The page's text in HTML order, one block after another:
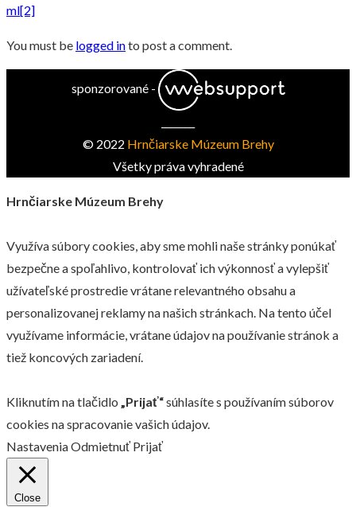
ml[2]
You must be logged into post a comment.
sponzorované -
© 2022 Hrnčiarske Múzeum Brehy
Všetky práva vyhradené
Hrnčiarske Múzeum Brehy
Využíva súbory cookies, aby sme mohli naše stránky ponúkať
bezpečne a spoľahlivo, kontrolovať ich výkonnosť a vylepšiť
užívateľské prostredie vrátane relevantného obsahu a
personalizovanej reklamy na našich stránkach. Na tento účel
využívame informácie, vrátane údajov na používanie stránok a
tiež koncových zariadení.
Kliknutím na tlačidlo „Prijať“súhlasíte s používaním súborov
cookies na spracovanie vašich údajov.
NastaveniaOdmietnuť Prijať
Close